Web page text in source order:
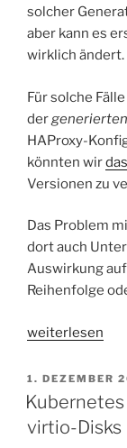
solcher
aber kann es
wirklich ändert.
Für solche
dergenerierten
HAProxy-
könnten wir
Versionen zu
Das Problem
dort auch
Auswirkung auf
Reihenfolge
„HAProxy-
strukturell
diffen“
weiterlesen
AM
1. DEZEMBER
virtio-Disks